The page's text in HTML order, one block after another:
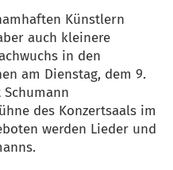
Künstlern
auch kleinere
in den
am Dienstag, dem 9.
des Konzertsaals im
werden Lieder und